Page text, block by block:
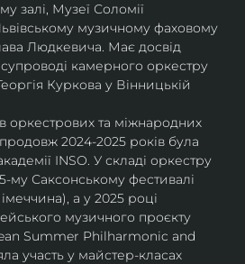
залі, Музеї Соломії
музичному фаховому
Людкевича. Має досвід
супроводі камерного оркестру
Куркова у Вінницькій
оркестрових та міжнародних
2024-2025 років була
INSO. У складі оркестру
му Саксонському фестивалі
а у 2025 році
музичного проєкту
Summer Philharmonic and
участь у майстер-класах